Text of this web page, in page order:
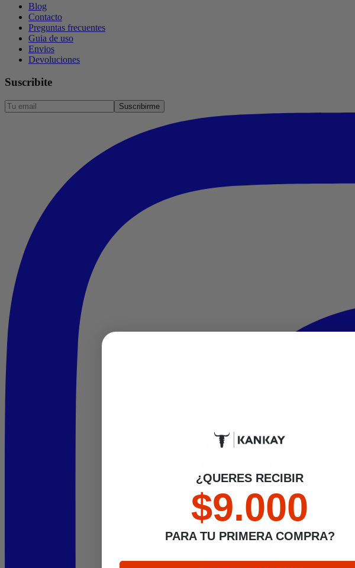
Blog
Contacto
Preguntas frecuentes
Guia de uso
Envios
Devoluciones
Suscribite
Suscribirme
¿QUERES RECIBIR
$9.000
PARA TU PRIMERA COMPRA?